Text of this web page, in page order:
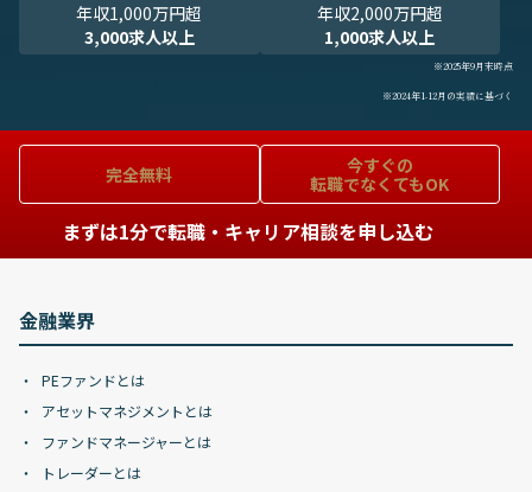
年収1,000万円超
3,000求人以上
年収2,000万円超
1,000求人以上
※2025年9月末時点
※2024年1-12月の実績に基づく
完全無料
今すぐの
転職でなくてもOK
まずは1分で転職・キャリア相談を申し込む
金融業界
PEファンドとは
アセットマネジメントとは
ファンドマネージャーとは
トレーダーとは